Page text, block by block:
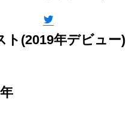
ト(2019年デビュー)